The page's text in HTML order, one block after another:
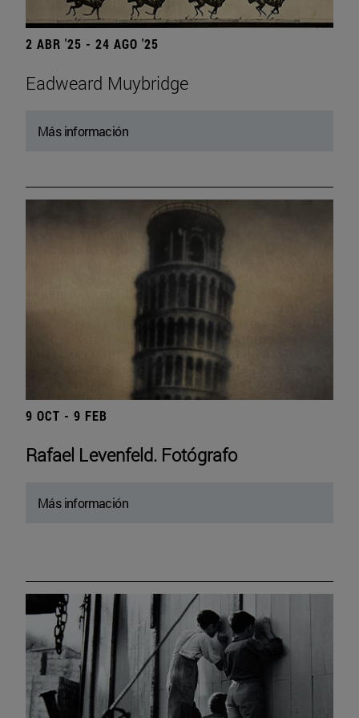
2 ABR '25 - 24 AGO '25
Eadweard Muybridge
Más información
9 OCT - 9 FEB
Rafael Levenfeld. Fotógrafo
Más información